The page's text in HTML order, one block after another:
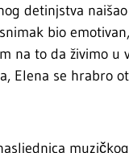
detinjstva
bio
na to da živimo
Elena se hrabro